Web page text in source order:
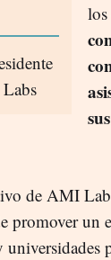
los
de AMI
promover un